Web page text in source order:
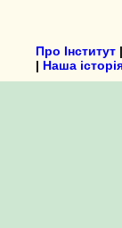
Про Інститут |
| Наша